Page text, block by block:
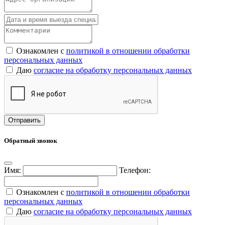
Ознакомлен с политикой в отношении обработки
персональных данных
Даю согласие на обработку персональных данных
Обратный звонок
Имя: Телефон:
Ознакомлен с политикой в отношении обработки
персональных данных
Даю согласие на обработку персональных данных